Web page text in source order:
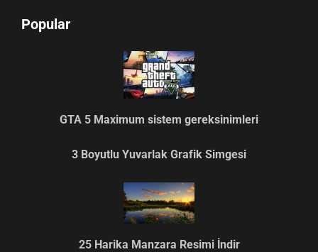
Popular
GTA 5 Maximum sistem gereksinimleri
3 Boyutlu Yuvarlak Grafik Simgesi
25 Harika Manzara Resimi İndir